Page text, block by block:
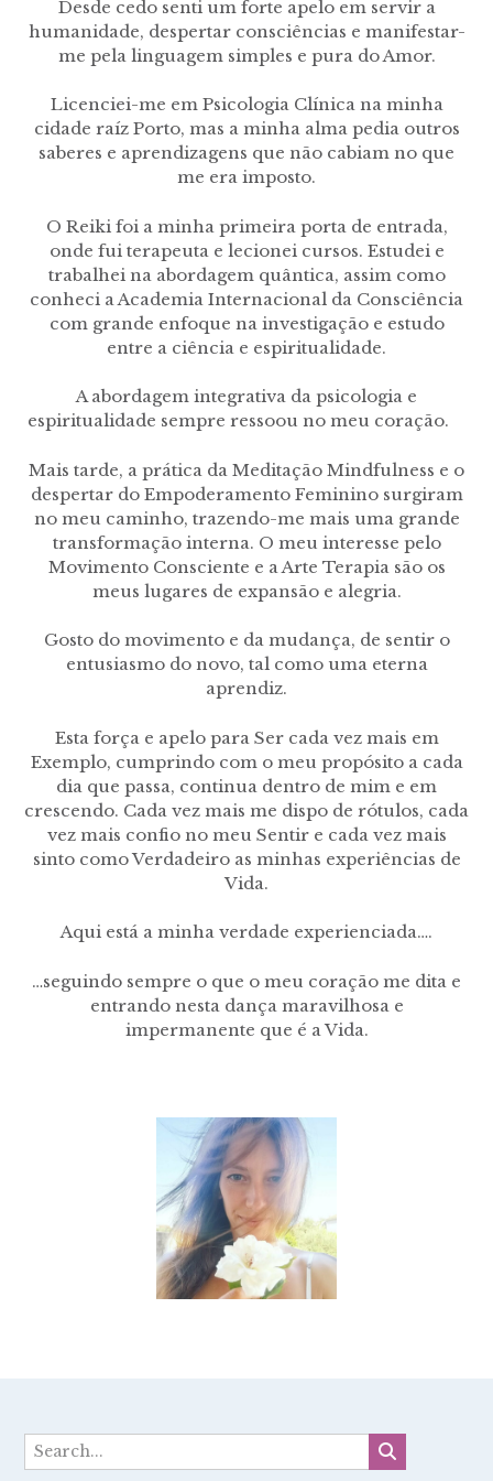
Desde cedo senti um forte apelo em servir a
humanidade, despertar consciências e manifestar-
me pela linguagem simples e pura do Amor.
Licenciei-me em Psicologia Clínica na minha
cidade raíz Porto, mas a minha alma pedia outros
saberes e aprendizagens que não cabiam no que
me era imposto.
O Reiki foi a minha primeira porta de entrada,
onde fui terapeuta e lecionei cursos. Estudei e
trabalhei na abordagem quântica, assim como
conheci a Academia Internacional da Consciência
com grande enfoque na investigação e estudo
entre a ciência e espiritualidade.
A abordagem integrativa da psicologia e
espiritualidade sempre ressoou no meu coração.
Mais tarde, a prática da Meditação Mindfulness e o
despertar do Empoderamento Feminino surgiram
no meu caminho, trazendo-me mais uma grande
transformação interna. O meu interesse pelo
Movimento Consciente e a Arte Terapia são os
meus lugares de expansão e alegria.
Gosto do movimento e da mudança, de sentir o
entusiasmo do novo, tal como uma eterna
aprendiz.
Esta força e apelo para Ser cada vez mais em
Exemplo, cumprindo com o meu propósito a cada
dia que passa, continua dentro de mim e em
crescendo. Cada vez mais me dispo de rótulos, cada
vez mais confio no meu Sentir e cada vez mais
sinto como Verdadeiro as minhas experiências de
Vida.
Aqui está a minha verdade experienciada….
…seguindo sempre o que o meu coração me dita e
entrando nesta dança maravilhosa e
impermanente que é a Vida.